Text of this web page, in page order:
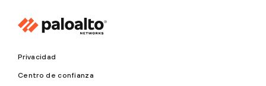
Privacidad
Centro de confianza